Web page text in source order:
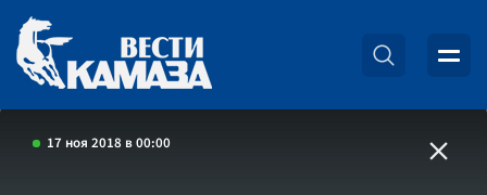
17 ноя 2018 в 00:00